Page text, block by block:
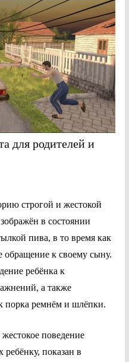
для родителей и
строгой и жестокой
в состоянии
пива, в то время как
обращение к своему сыну.
ребёнка к
а также
порка ремнём и шлёпки.
поведение
показан в